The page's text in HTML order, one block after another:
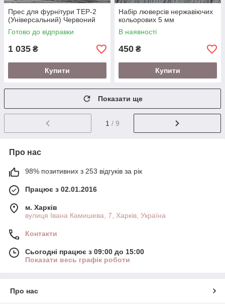
Прес для фурнітури TEP-2
(Універсальний) Червоний
Готово до відправки
1 035 ₴
Купити
Набір люверсів нержавіючих
кольорових 5 мм
В наявності
450 ₴
Купити
Показати ще
1 / 9
Про нас
98% позитивних з 253 відгуків за рік
Працює з 02.01.2016
м. Харків
вулиця Івана Камишева, 7, Харків, Україна
Контакти
Сьогодні працює з 09:00 до 15:00
Показати весь графік роботи
Про нас